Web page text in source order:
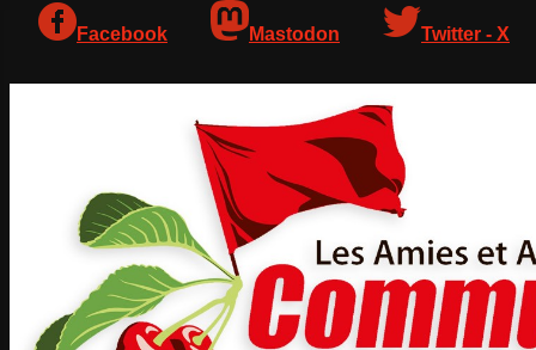
Facebook Mastodon Twitter - X